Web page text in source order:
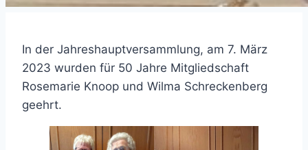
In der Jahreshauptversammlung, am 7. März
2023 wurden für 50 Jahre Mitgliedschaft
Rosemarie Knoop und Wilma Schreckenberg
geehrt.